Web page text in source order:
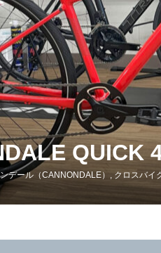
ドバイク
Di2仕様のシ
リーズが発売
QUICK
デール（CANNONDALE） , クロスバイ
発表｜軽